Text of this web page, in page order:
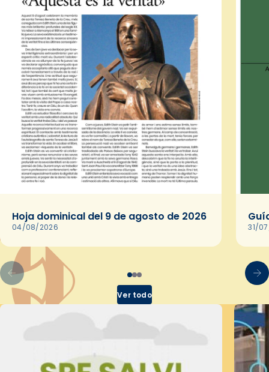
Hoja dominical del 9 de agosto de 2026
04/08/2026 31/
Ver todo